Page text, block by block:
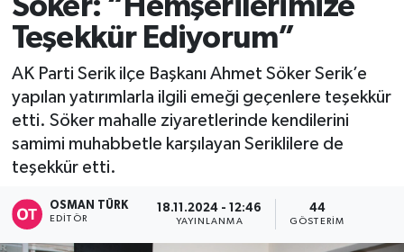
Söker: “Hemşerilerimize
Teşekkür Ediyorum”
AK Parti Serik ilçe Başkanı Ahmet Söker Serik’e
yapılan yatırımlarla ilgili emeği geçenlere teşekkür
etti. Söker mahalle ziyaretlerinde kendilerini
samimi muhabbetle karşılayan Seriklilere de
teşekkür etti.
OSMAN TÜRK
EDITÖR
18.11.2024 - 12:46
YAYINLANMA
44
GÖSTERIM